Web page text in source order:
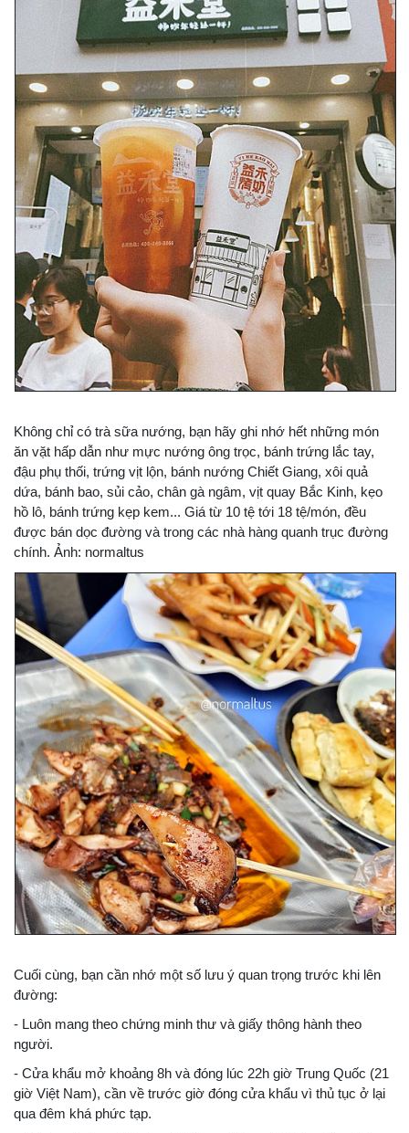
Không chỉ có trà sữa nướng, bạn hãy ghi nhớ hết những món
ăn vặt hấp dẫn như mực nướng ông trọc, bánh trứng lắc tay,
đậu phụ thối, trứng vịt lộn, bánh nướng Chiết Giang, xôi quả
dứa, bánh bao, sủi cảo, chân gà ngâm, vịt quay Bắc Kinh, kẹo
hồ lô, bánh trứng kẹp kem... Giá từ 10 tệ tới 18 tệ/món, đều
được bán dọc đường và trong các nhà hàng quanh trục đường
chính. Ảnh: normaltus
Cuối cùng, bạn cần nhớ một số lưu ý quan trọng trước khi lên
đường:
- Luôn mang theo chứng minh thư và giấy thông hành theo
người.
- Cửa khẩu mở khoảng 8h và đóng lúc 22h giờ Trung Quốc (21
giờ Việt Nam), cần về trước giờ đóng cửa khẩu vì thủ tục ở lại
qua đêm khá phức tạp.